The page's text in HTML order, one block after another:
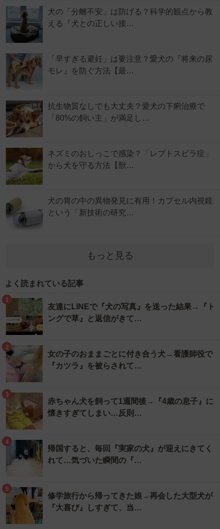
犬の「分離不安」は防げる？科学的観点から教
える『犬との正しい接…
「早すぎる避妊」は要注意？愛犬の『将来の尿
モレ』を防ぐ方法【最…
抗生物質なしでも大丈夫？愛犬の下痢治療で
「80%の飼い主」が満足し…
ネズミのおしっこで感染？「レプトスピラ症」
から犬を守る方法【獣…
犬の胃の中の異物発見に有用！カプセル内視鏡
という「新技術の研究…
もっと見る
よく読まれている記事
1
友達にLINEで『犬の写真』を送った結果→『ト
ングで草』と返信がきて…
2
女の子のおままごとに付き合う犬→看護師役で
『カツラ』を被らされて…
3
赤ちゃん犬を飼って1週間後→『4歳の息子』に
懐きすぎてしまい…反則…
4
帰国すると、毎回『実家の犬』が迎えにきてく
れて…気づいた瞬間の『…
5
修学旅行から帰ってきた娘→再会した大型犬が
『大喜び』しすぎて、当…